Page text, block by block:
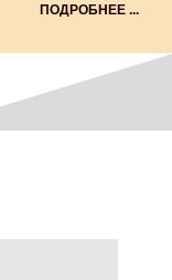
ПОДРОБНЕЕ ...